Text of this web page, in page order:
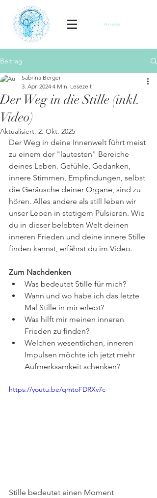
Anmelden
Beitrag
Der Weg in die Stille (inkl.
Video)
Sabrina Berger
3. Apr. 2024 4 Min. Lesezeit
Aktualisiert: 2. Okt. 2025
Der Weg in deine Innenwelt führt meist
zu einem der "lautesten" Bereiche
deines Leben. Gefühle, Gedanken,
innere Stimmen, Empfindungen, selbst
die Geräusche deiner Organe, sind zu
hören. Alles andere als still leben wir
unser Leben in stetigem Pulsieren. Wie
du in dieser belebten Welt deinen
inneren Frieden und deine innere Stille
finden kannst, erfährst du im Video.
Zum Nachdenken
Was bedeutet Stille für mich?
Wann und wo habe ich das letzte
Mal Stille in mir erlebt?
Was hilft mir meinen inneren
Frieden zu finden?
Welchen wesentlichen, inneren
Impulsen möchte ich jetzt mehr
Aufmerksamkeit schenken?
https://youtu.be/qmtoFDRXv7c
Stille bedeutet einen Moment